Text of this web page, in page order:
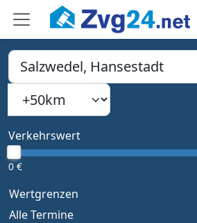
PLZ, Ort oder Bundesland
Type 1 or more characters for
Suchradius
Verkehrswert
0 €
Wertgrenzen
Alle Termine